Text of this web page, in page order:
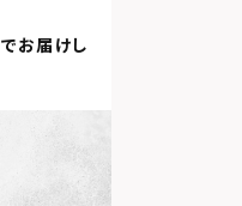
でお届けし